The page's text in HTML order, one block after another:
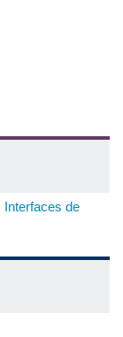
Interfaces de